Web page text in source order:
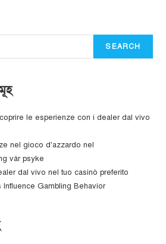
SEARCH
le esperienze con i dealer dal vivo
nel gioco d'azzardo nel
vår psyke
dal vivo nel tuo casinò preferito
Influence Gambling Behavior